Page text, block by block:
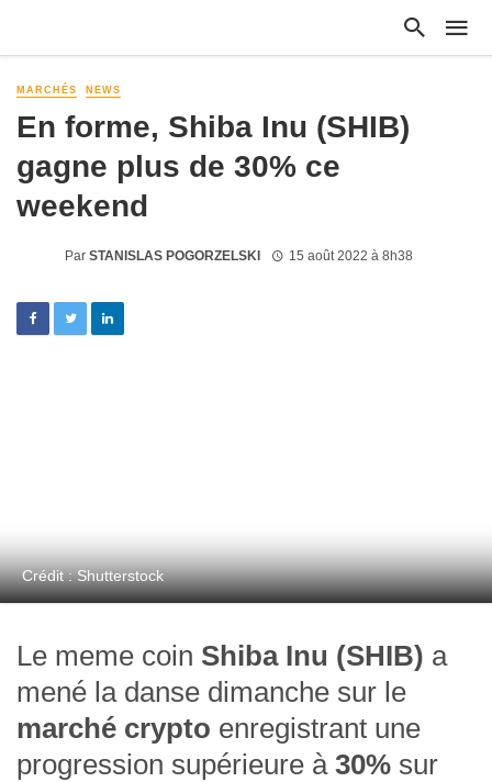
MARCHÉS NEWS
En forme, Shiba Inu (SHIB)
gagne plus de 30% ce
weekend
Par STANISLAS POGORZELSKI 15 août 2022 à 8h38
Crédit : Shutterstock
Le meme coin Shiba Inu (SHIB) a
mené la danse dimanche sur le
marché crypto enregistrant une
progression supérieure à 30% sur